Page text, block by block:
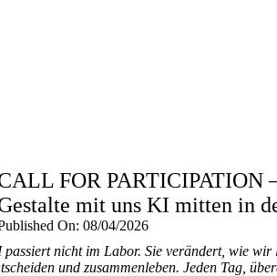
FOR PARTICIPATION
mit uns KI mitten in
On: 08/04/2026
passiert nicht im Labor. Sie verändert, wie wir
und zusammenleben. Jeden Tag,